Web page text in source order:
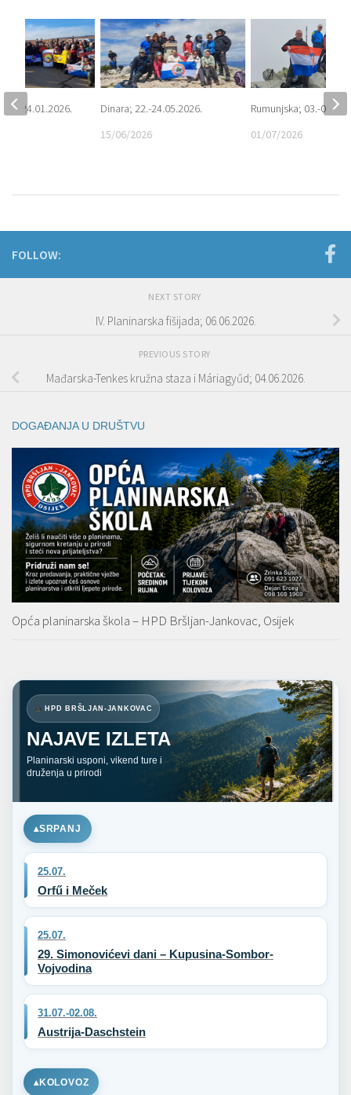
Dinara; 22.-24.05.2026.
15/06/2026
Rumunjska; 03.-
01/07/2026
24.01.2026.
FOLLOW:
NEXT STORY
IV. Planinarska fišijada; 06.06.2026.
PREVIOUS STORY
Mađarska-Tenkes kružna staza i Máriagyűd; 04.06.2026.
DOGAĐANJA U DRUŠTVU
Opća planinarska škola – HPD Bršljan-Jankovac, Osijek
HPD BRŠLJAN-JANKOVAC
NAJAVE IZLETA
Planinarski usponi, vikend ture i
druženja u prirodi
SRPANJ
25.07.
Orfű i Meček
25.07.
29. Simonovićevi dani – Kupusina-Sombor-
Vojvodina
31.07.-02.08.
Austrija-Daschstein
KOLOVOZ